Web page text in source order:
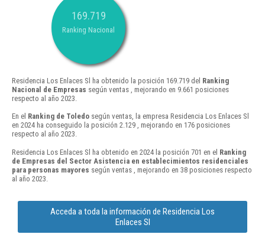
169.719
Ranking Nacional
Residencia Los Enlaces Sl ha obtenido la posición 169.719 del Ranking
Nacional de Empresas según ventas , mejorando en 9.661 posiciones
respecto al año 2023.
En el Ranking de Toledo según ventas, la empresa Residencia Los Enlaces Sl
en 2024 ha conseguido la posición 2.129 , mejorando en 176 posiciones
respecto al año 2023.
Residencia Los Enlaces Sl ha obtenido en 2024 la posición 701 en el Ranking
de Empresas del Sector Asistencia en establecimientos residenciales
para personas mayores según ventas , mejorando en 38 posiciones respecto
al año 2023.
Acceda a toda la información de Residencia Los
Enlaces Sl